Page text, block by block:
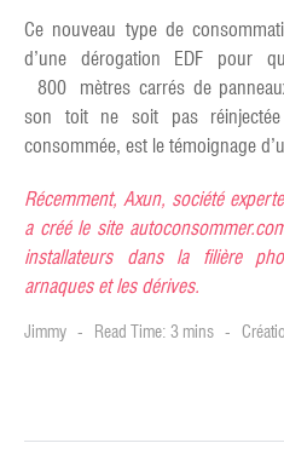
Ce nouveau type de
d’une dérogation EDF pour
800 mètres carrés de
son toit ne soit pas
consommée, est le témoignage
Récemment, Axun, société
a créé le site
installateurs dans la filière
arnaques et les dérives.
Jimmy Read Time: 3 mins